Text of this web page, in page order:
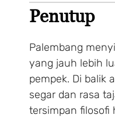
Penutup
Palembang
yang jauh lebih
pempek. Di balik
segar dan rasa
tersimpan filosofi